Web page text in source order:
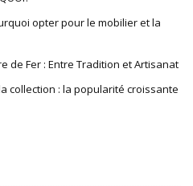
opter pour le mobilier et la
de Fer : Entre Tradition et Artisanat
collection : la popularité croissante